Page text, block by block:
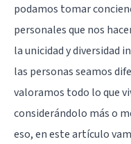
podamos tomar
personales que nos
la unicidad y diversidad
las personas seamos
valoramos todo lo que
considerándolo más o
eso, en este artículo